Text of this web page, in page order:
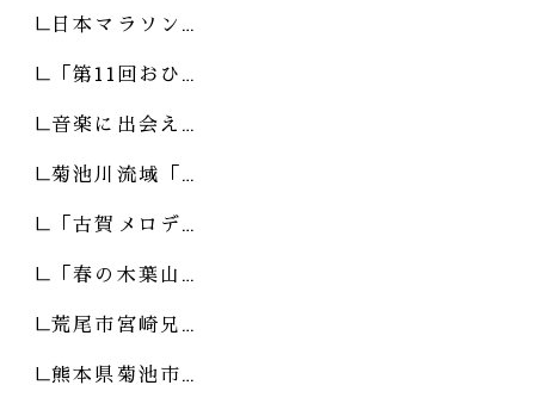
日本マラソン…
「第11回おひ…
音楽に出会え…
菊池川流域「…
「古賀メロデ…
「春の木葉山…
荒尾市宮崎兄…
熊本県菊池市…